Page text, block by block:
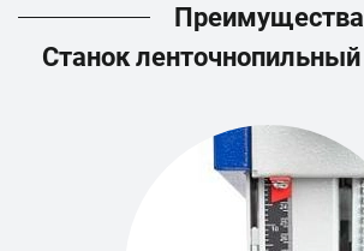
Преимущества
Станок